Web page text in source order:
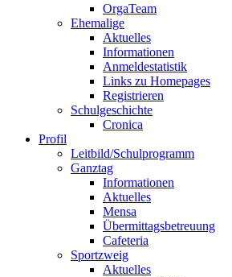
OrgaTeam
Ehemalige
Aktuelles
Informationen
Anmeldestatistik
Links zu Homepages
Registrieren
Schulgeschichte
Cronica
Profil
Leitbild/Schulprogramm
Ganztag
Informationen
Aktuelles
Mensa
Übermittagsbetreuung
Cafeteria
Sportzweig
Aktuelles